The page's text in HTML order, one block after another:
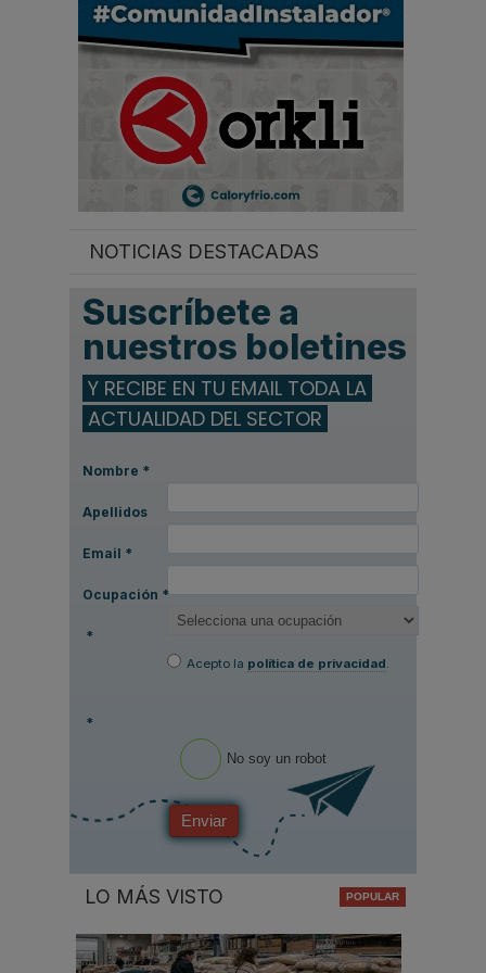
NOTICIAS DESTACADAS
Suscríbete a
nuestros boletines
Y RECIBE EN TU EMAIL TODA LA
ACTUALIDAD DEL SECTOR
Nombre *
Apellidos
Email *
Ocupación *
*
Acepto la política de privacidad.
*
No soy un robot
Enviar
LO MÁS VISTO